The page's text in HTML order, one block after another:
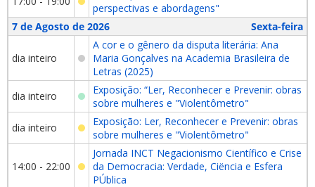
perspectivas e abordagens"
7 de Agosto de 2026
Sexta-feira
dia inteiro
A cor e o gênero da disputa literária: Ana
Maria Gonçalves na Academia Brasileira de
Letras (2025)
dia inteiro
Exposição: “Ler, Reconhecer e Prevenir: obras
sobre mulheres e "Violentômetro"
dia inteiro
Exposição: Ler, Reconhecer e Prevenir: obras
sobre mulheres e "Violentômetro"
14:00 - 22:00
Jornada INCT Negacionismo Científico e Crise
da Democracia: Verdade, Ciëncia e Esfera
PÚblica